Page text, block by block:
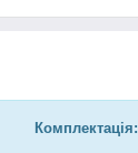
Комплектація: